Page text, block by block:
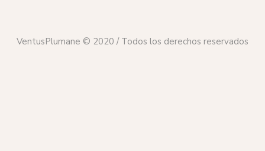
VentusPlumane © 2020 / Todos los derechos reservados